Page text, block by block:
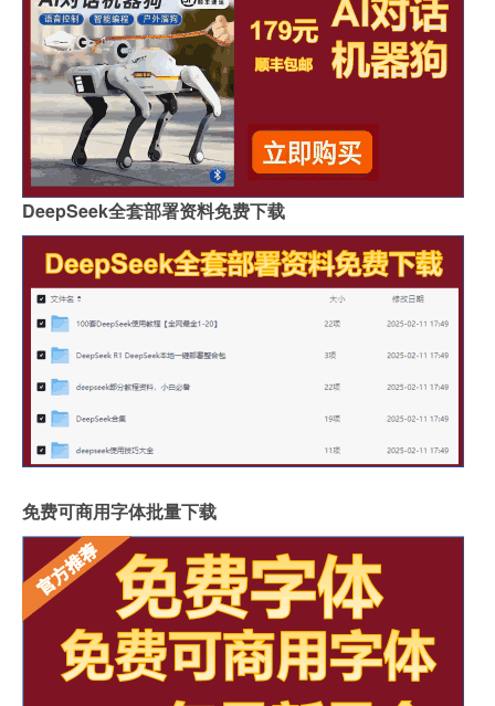
DeepSeek全套部署资料免费下载
免费可商用字体批量下载